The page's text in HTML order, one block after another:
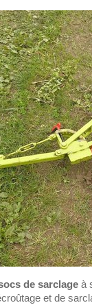
de sarclage à
et de